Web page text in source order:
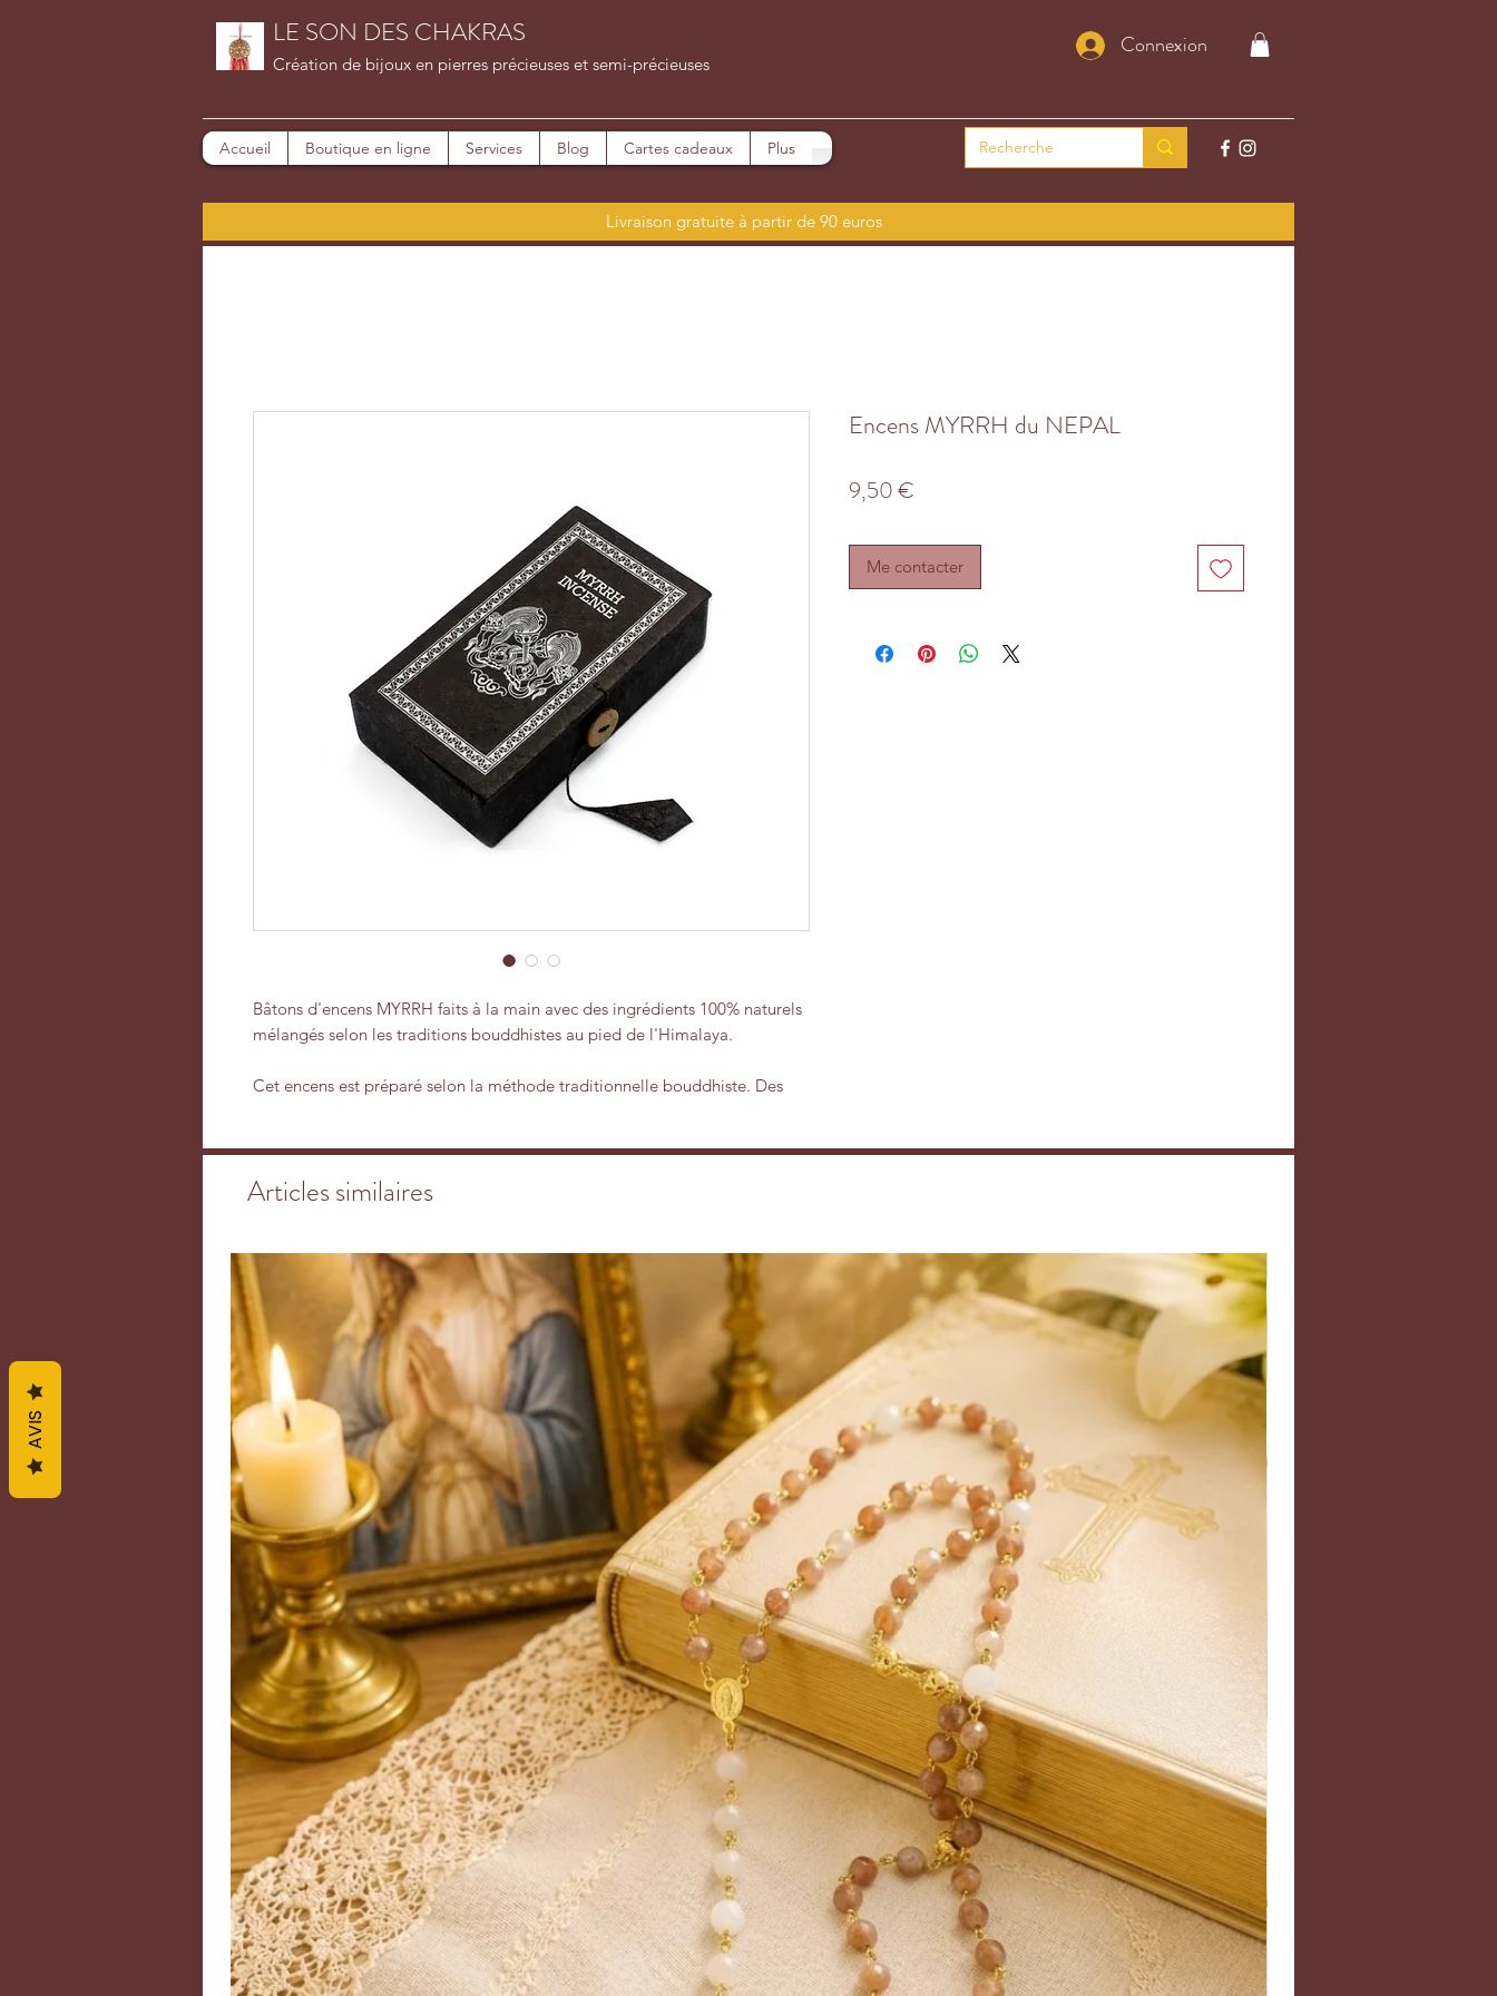
LE SON DES CHAKRAS
Création de bijoux en pierres précieuses et semi-précieuses
Connexion
Accueil Boutique en ligne Services Blog Cartes cadeaux Plus
Livraison gratuite à partir de 90 euros
Bâtons d'encens MYRRH faits à la main avec des ingrédients 100% naturels
mélangés selon les traditions bouddhistes au pied de l'Himalaya.
Cet encens est préparé selon la méthode traditionnelle bouddhiste. Des
Composés de matières premières naturelles telles que les herbes, plantes,
recette élaborée par des sages tibétains.
Ingrédients principaux : Bakuchi (Graine de Proralea) Kum Kum
(Didymocarpus Leucocalyx) Clou de girofle et autres plantes avec des
propriétés curatives.
Indications : favorise un état de détente et de sérénité immédiat , permet
d’atténuer les douleurs dorsales et musculaires, répousse les forces
négatives et hostiles, purifie l'aura, attire la prospérité, effet calmant qui
aide à la méditation, apaise l'anxiété et apporte paix et détente.
Emballage : boîte en papier cartoné
Nombre des bâtons : 40
Longueur : 10 cm
Temps de combustion : 30 minutes
Poids : environ 71 grammes
Bâtons avec support
Encens MYRRH du NEPAL
9,50 €
Me contacter
Articles similaires
AVIS